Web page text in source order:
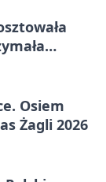
Osiem
Żagli 2026